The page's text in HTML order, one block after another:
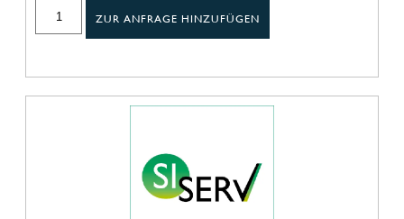
ZUR ANFRAGE HINZUFÜGEN